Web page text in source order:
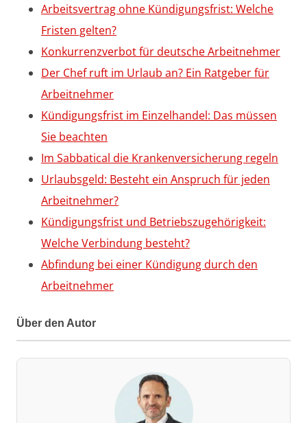
Arbeitsvertrag ohne Kündigungsfrist: Welche
Fristen gelten?
Konkurrenzverbot für deutsche Arbeitnehmer
Der Chef ruft im Urlaub an? Ein Ratgeber für
Arbeitnehmer
Kündigungsfrist im Einzelhandel: Das müssen
Sie beachten
Im Sabbatical die Krankenversicherung regeln
Urlaubsgeld: Besteht ein Anspruch für jeden
Arbeitnehmer?
Kündigungsfrist und Betriebszugehörigkeit:
Welche Verbindung besteht?
Abfindung bei einer Kündigung durch den
Arbeitnehmer
Über den Autor